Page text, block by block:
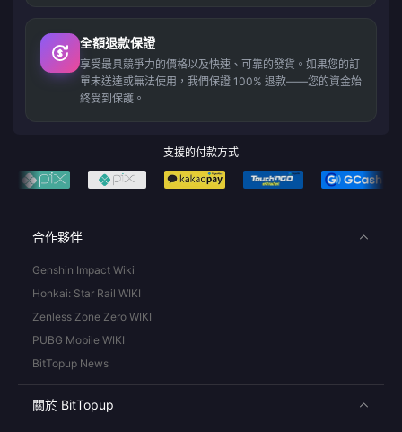
全額退款保證
享受最具競爭力的價格以及快速、可靠的發貨。如果您的訂
單未送達或無法使用，我們保證 100% 退款——您的資金始
終受到保護。
支援的付款方式
合作夥伴
Genshin Impact Wiki
Honkai: Star Rail WIKI
Zenless Zone Zero WIKI
PUBG Mobile WIKI
BitTopup News
關於 BitTopup